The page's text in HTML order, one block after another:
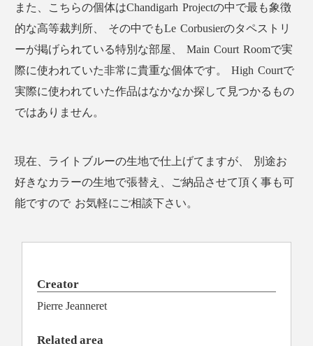
また、こちらの個体はChandigarh Projectの中で最も象徴
的な高等裁判所、 その中でもLe Corbusierのタペストリ
ーが掲げられている特別な部屋、 Main Court Roomで実
際に使われていた非常に貴重な個体です。 High Courtで
実際に使われていた作品はなかなか探して見つかるもの
ではありません。
現在、ライトブルーの生地で仕上げてますが、 別途お
好きなカラーの生地で張替え、ご納品させて頂く事も可
能ですので お気軽にご相談下さい。
Creator
Pierre Jeanneret
Related area